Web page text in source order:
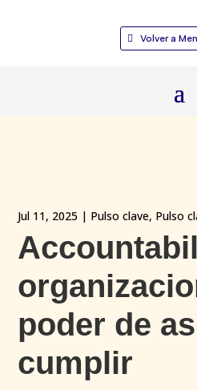
Volver a
Jul 11, 2025 | Pulso clave, Pulso
poder de
cumplir